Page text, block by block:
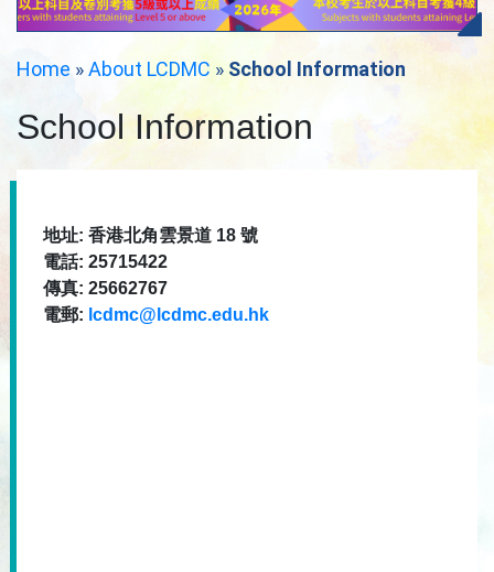
Home »About LCDMC »School Information
School Information
地址: 香港北角雲景道 18 號
電話: 25715422
傳真: 25662767
電郵: lcdmc@lcdmc.edu.hk